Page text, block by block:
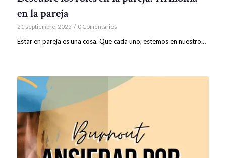
en la pareja
21 septiembre, 2025 / 0 Comentarios
Estar en pareja es una cosa. Que cada uno, estemos en nuestro…